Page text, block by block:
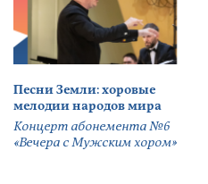
Песни Земли: хоровые
мелодии народов мира
Концерт абонемента №6
«Вечера с Мужским хором»